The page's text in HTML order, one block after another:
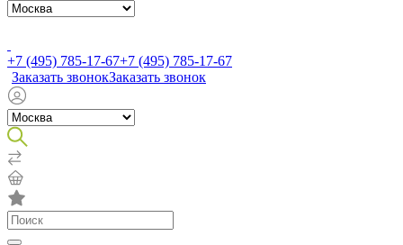
+7 (495) 785-17-67+7 (495) 785-17-67
Заказать звонокЗаказать звонок